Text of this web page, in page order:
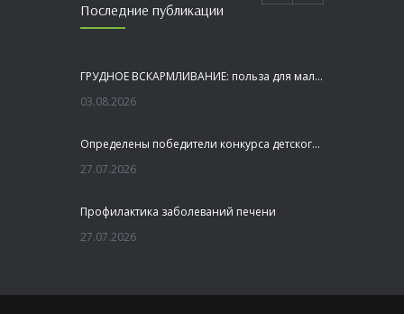
Последние публикации
ГРУДНОЕ ВСКАРМЛИВАНИЕ: польза для малыша и мамы
03.08.2026
Определены победители конкурса детского рисунка «Я шагаю по Оренбуржью»
27.07.2026
Профилактика заболеваний печени
27.07.2026